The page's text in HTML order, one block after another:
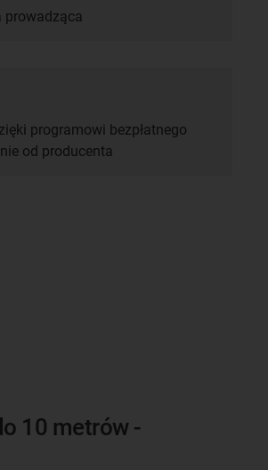
prowadząca
programowi bezpłatnego
od producenta
10 metrów -